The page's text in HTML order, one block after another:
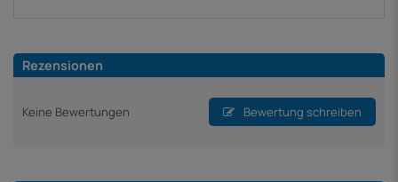
Rezensionen
Keine Bewertungen Bewertung schreiben